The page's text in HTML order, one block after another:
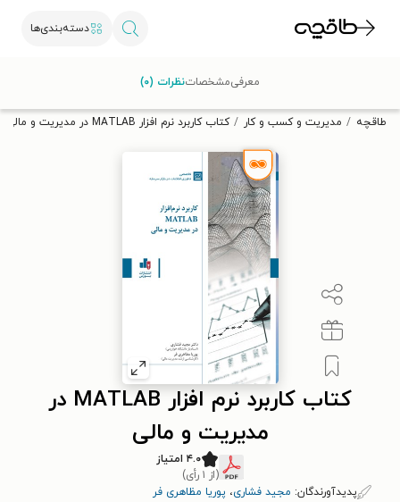
دسته‌بندی‌ها
تخفیف از طاقچه دریافت کن.
طاقچه مدیریت و کسب و کار کتاب کاربرد نرم افزار MATLAB در مدیریت و مالی
کتاب کاربرد نرم افزار MATLAB در
مدیریت و مالی
۴.۰ امتیاز
(از ۱ رأی)
پدیدآورندگان: مجید فشاری، پوریا مظاهری فر
معرفیمشخصاتنظرات (۰)